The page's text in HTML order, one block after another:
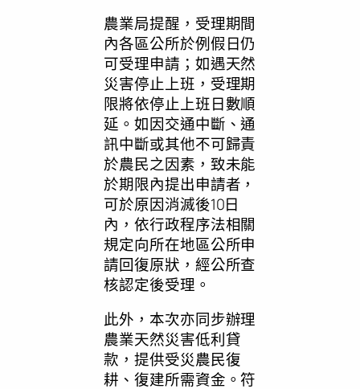
農業局提醒，受理期間
內各區公所於例假日仍
可受理申請；如遇天然
災害停止上班，受理期
限將依停止上班日數順
延。如因交通中斷、通
訊中斷或其他不可歸責
於農民之因素，致未能
於期限內提出申請者，
可於原因消滅後10日
內，依行政程序法相關
規定向所在地區公所申
請回復原狀，經公所查
核認定後受理。
此外，本次亦同步辦理
農業天然災害低利貸
款，提供受災農民復
耕、復建所需資金。符